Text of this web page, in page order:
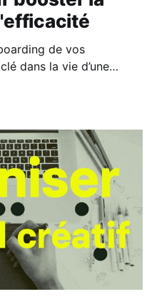
de vos
dans la vie d’une
la communication à
de